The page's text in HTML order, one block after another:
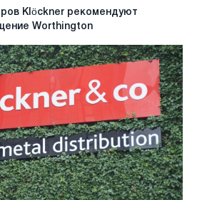
Klöckner рекомендуют
Worthington